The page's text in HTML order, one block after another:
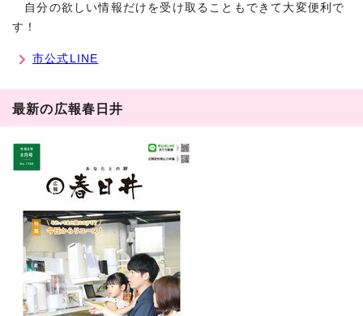
自分の欲しい情報だけを受け取ることもできて大変便利で
す！
市公式LINE
最新の広報春日井